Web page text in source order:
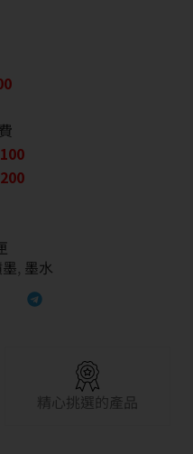
, 墨水
精心挑選的產品